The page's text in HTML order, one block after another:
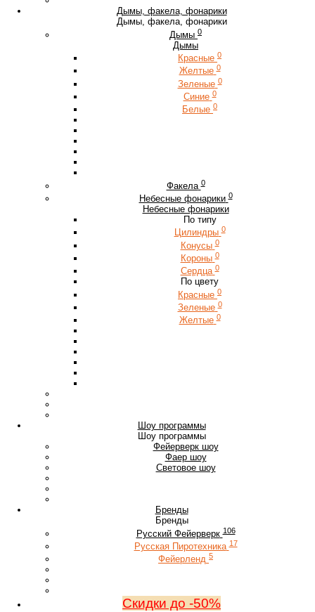
Дымы, факела, фонарики
Дымы, факела, фонарики
Дымы 0
Дымы
Красные 0
Желтые 0
Зеленые 0
Синие 0
Белые 0
Факела 0
Небесные фонарики 0
Небесные фонарики
По типу
Цилиндры 0
Конусы 0
Короны 0
Сердца 0
По цвету
Красные 0
Зеленые 0
Желтые 0
Шоу программы
Шоу программы
Фейерверк шоу
Фаер шоу
Световое шоу
Бренды
Бренды
Русский Фейерверк 106
Русская Пиротехника 17
Фейерленд 5
Скидки до -50%